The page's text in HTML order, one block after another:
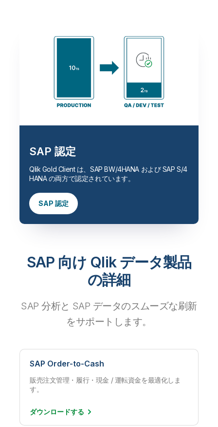
SAP 認定
Qlik Gold Client は、SAP BW/4HANA および SAP S/4
HANA の両方で認定されています。
SAP 認定
SAP 向け Qlik データ製品
の詳細
SAP 分析と SAP データのスムーズな刷新
をサポートします。
SAP Order-to-Cash
販売注文管理・履行・現金 / 運転資金を最適化しま
す。
ダウンロードする